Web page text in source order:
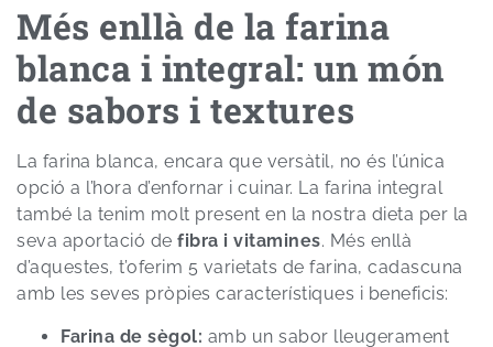
Més enllà de la farina
blanca i integral: un món
de sabors i textures
La farina blanca, encara que versàtil, no és l’única
opció a l’hora d’enfornar i cuinar. La farina integral
també la tenim molt present en la nostra dieta per la
seva aportació de fibra i vitamines. Més enllà
d’aquestes, t’oferim 5 varietats de farina, cadascuna
amb les seves pròpies característiques i beneficis:
Farina de sègol: amb un sabor lleugerament